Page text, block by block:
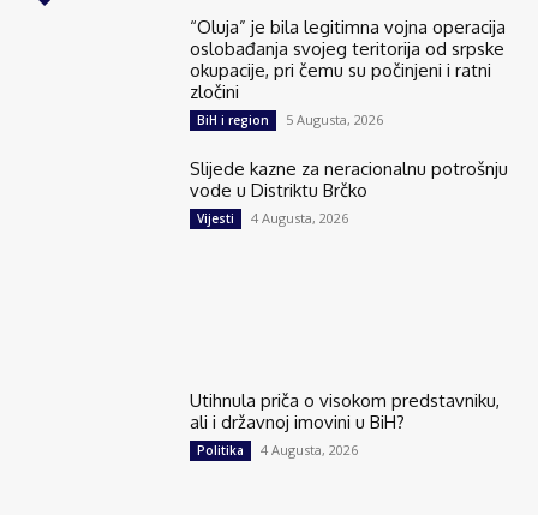
“Oluja” je bila legitimna vojna operacija
oslobađanja svojeg teritorija od srpske
okupacije, pri čemu su počinjeni i ratni
zločini
BiH i region 5 Augusta, 2026
Slijede kazne za neracionalnu potrošnju
vode u Distriktu Brčko
Vijesti 4 Augusta, 2026
Utihnula priča o visokom predstavniku,
ali i državnoj imovini u BiH?
Politika 4 Augusta, 2026